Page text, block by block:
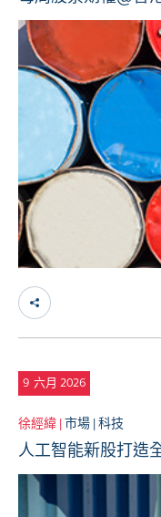
9 六月 2026
徐經緯 |市場 |科技
人工智能新股打造